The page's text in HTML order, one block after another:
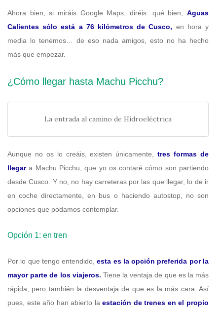
Ahora bien, si miráis Google Maps, diréis: qué bien, Aguas
Calientes sólo está a 76 kilómetros de Cusco, en hora y
media lo tenemos… de eso nada amigos, esto no ha hecho
más que empezar.
¿Cómo llegar hasta Machu Picchu?
La entrada al camino de Hidroeléctrica
Aunque no os lo creáis, existen únicamente,tres formas de
llegara Machu Picchu, que yo os contaré cómo son partiendo
desde Cusco. Y no, no hay carreteras por las que llegar, lo de ir
en coche directamente, en bus o haciendo autostop, no son
opciones que podamos contemplar.
Opción 1: en tren
Por lo que tengo entendido,esta es la opción preferida por la
mayor parte de los viajeros. Tiene la ventaja de que es la más
rápida, pero también la desventaja de que es la más cara. Así
pues, este año han abierto la estación de trenes en el propio